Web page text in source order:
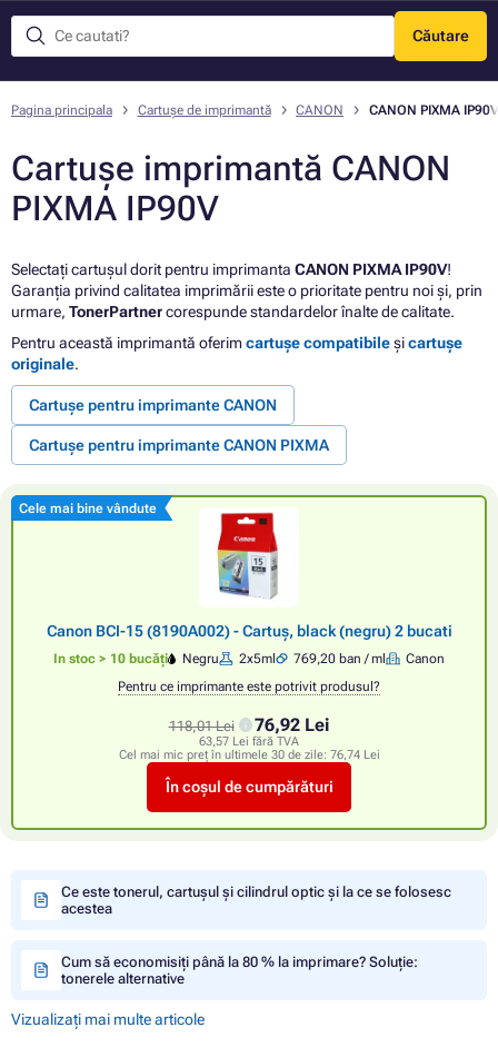
Căutare
Meniu
Pagina principala Cartușe de imprimantă CANON CANON PIXMA IP90V
Cartușe imprimantă CANON
PIXMA IP90V
Selectați cartușul dorit pentru imprimanta CANON PIXMA IP90V!
Garanția privind calitatea imprimării este o prioritate pentru noi și, prin
urmare, TonerPartnercorespunde standardelor înalte de calitate.
Pentru această imprimantă oferimcartușe compatibileșicartușe
originale.
Cartușe pentru imprimante CANON
Cartușe pentru imprimante CANON PIXMA
Cele mai bine vândute
Canon BCI-15 (8190A002) - Cartuș, black (negru) 2 bucati
In stoc > 10 bucăți Negru 2x5ml 769,20 ban / ml
Canon
Pentru ce imprimante este potrivit produsul?
118,01 Lei 76,92 Lei
63,57 Lei fără TVA
Cel mai mic preț în ultimele 30 de zile: 76,74 Lei
În coșul de cumpărături
Ce este tonerul, cartușul și cilindrul optic și la ce se folosesc
acestea
Cum să economisiți până la 80 % la imprimare? Soluție:
tonerele alternative
Vizualizați mai multe articole